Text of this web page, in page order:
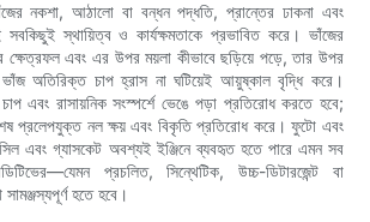
নকশা, আঠালো বা বন্ধন পদ্ধতি, প্রান্তের ঢাকনা এবং
স্থায়িত্ব ও কার্যক্ষমতাকে প্রভাবিত করে। ভাঁজের
ক্ষেত্রফল এবং এর উপর ময়লা কীভাবে ছড়িয়ে পড়ে, তার উপর
অতিরিক্ত চাপ হ্রাস না ঘটিয়েই আয়ুষ্কাল বৃদ্ধি করে।
এবং রাসায়নিক সংস্পর্শে ভেঙে পড়া প্রতিরোধ করতে হবে;
প্রলেপযুক্ত নল ক্ষয় এবং বিকৃতি প্রতিরোধ করে। ফুটো এবং
এবং গ্যাসকেট অবশ্যই ইঞ্জিনে ব্যবহৃত হতে পারে এমন সব
প্রচলিত, সিন্থেটিক, উচ্চ-ডিটারজেন্ট বা
হতে হবে।